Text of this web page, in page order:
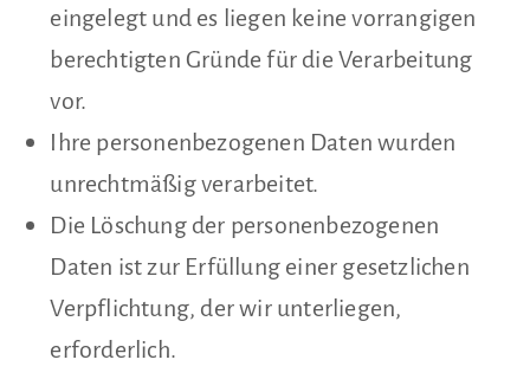
eingelegt und es liegen keine vorrangigen
berechtigten Gründe für die Verarbeitung
vor.
Ihre personenbezogenen Daten wurden
unrechtmäßig verarbeitet.
Die Löschung der personenbezogenen
Daten ist zur Erfüllung einer gesetzlichen
Verpflichtung, der wir unterliegen,
erforderlich.